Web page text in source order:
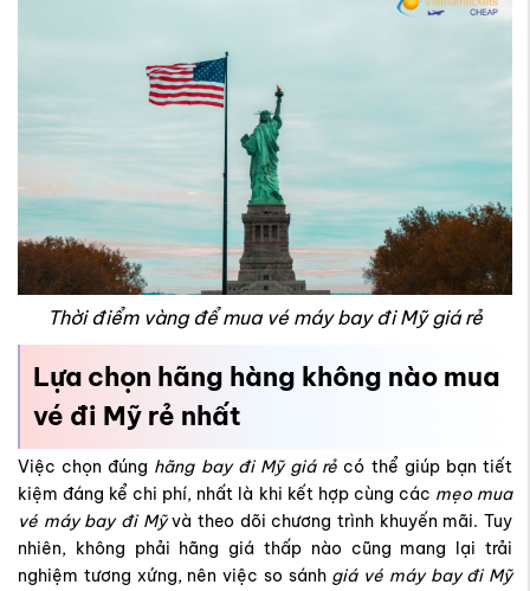
Thời điểm vàng để mua vé máy bay đi Mỹ giá rẻ
Lựa chọn hãng hàng không nào mua
vé đi Mỹ rẻ nhất
Việc chọn đúng hãng bay đi Mỹ giá rẻ có thể giúp bạn tiết
kiệm đáng kể chi phí, nhất là khi kết hợp cùng các mẹo mua
vé máy bay đi Mỹvà theo dõi chương trình khuyến mãi. Tuy
nhiên, không phải hãng giá thấp nào cũng mang lại trải
nghiệm tương xứng, nên việc so sánh giá vé máy bay đi Mỹ